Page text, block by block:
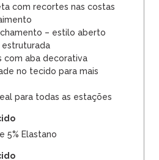
com recortes nas costas
– estilo aberto
com aba decorativa
no tecido para mais
para todas as estações
5% Elastano